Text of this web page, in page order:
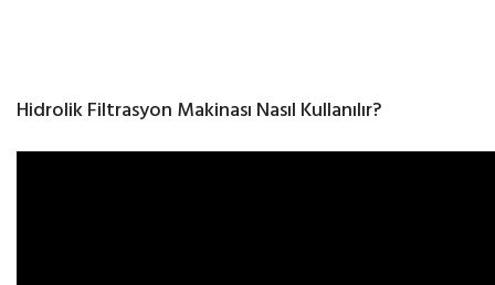
Hidrolik Filtrasyon Makinası Nasıl Kullanılır?